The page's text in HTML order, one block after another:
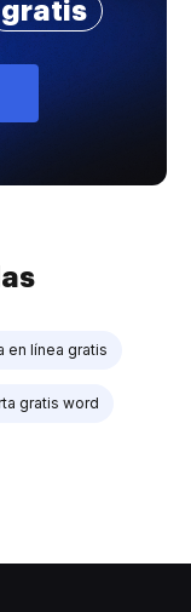
gratis
en línea gratis
gratis word